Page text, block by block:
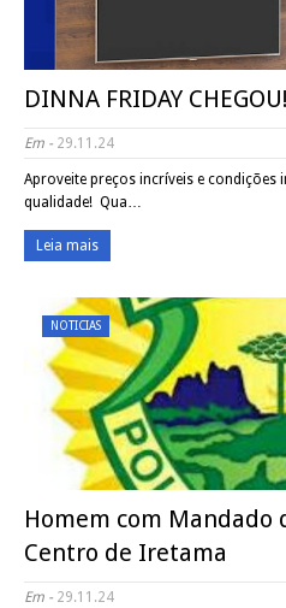
DINNA FRIDAY CHEGOU!
Em - 29.11.24
Aproveite preços incríveis e condições
qualidade! Qua…
Leia mais
NOTICIAS
Homem com Mandado
Centro de Iretama
Em - 29.11.24